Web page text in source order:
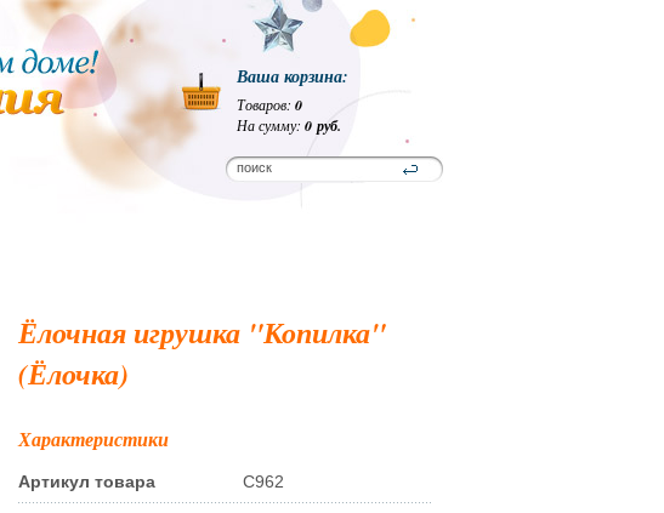
Ваша корзина:
Товаров: 0
На сумму: 0 руб.
Ёлочная игрушка "Копилка"
(Ёлочка)
Характеристики
Артикул товара С962